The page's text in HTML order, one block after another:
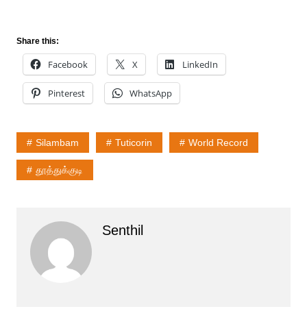
Share this:
Facebook X LinkedIn
Pinterest WhatsApp
Silambam Tuticorin World Record
தூத்துக்குடி
Senthil